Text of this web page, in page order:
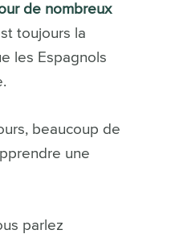
de nombreux
toujours la
les Espagnols
beaucoup de
une
parlez